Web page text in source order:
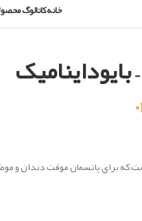
خانهکاتالوگ
كه براي پانسمان موقت دندان و